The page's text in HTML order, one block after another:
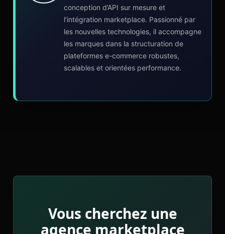
conception d’API sur mesure et
l’intégration marketplace. Passionné par
les nouvelles technologies, il accompagne
les marques dans la structuration de
plateformes e-commerce robustes,
scalables et orientées performance.
Vous cherchez une
agence marketplace